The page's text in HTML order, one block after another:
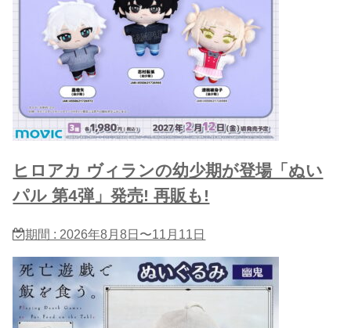
ヒロアカ ヴィランの幼少期が登場「ぬい
パル 第4弾」発売! 再販も!
期間 : 2026年8月8日〜11月11日